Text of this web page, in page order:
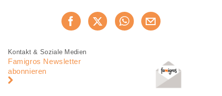
Jetzt weiterempfehlen
Fusszeile
Fusszeile
Navigation
Kontakt & Soziale Medien
Famigros Newsletter
abonnieren